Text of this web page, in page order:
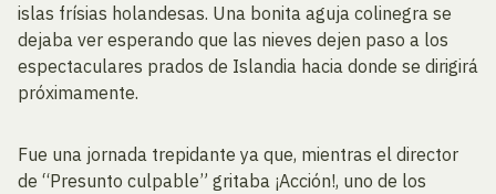
islas frísias holandesas. Una bonita aguja colinegra se
dejaba ver esperando que las nieves dejen paso a los
espectaculares prados de Islandia hacia donde se dirigirá
próximamente.
Fue una jornada trepidante ya que, mientras el director
de “Presunto culpable” gritaba ¡Acción!, uno de los